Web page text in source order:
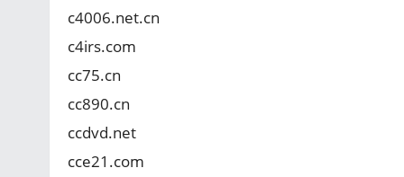
c4006.net.cn
c4irs.com
cc75.cn
cc890.cn
ccdvd.net
cce21.com